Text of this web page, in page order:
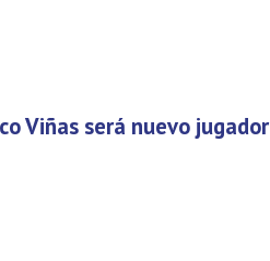
Viñas será nuevo jugador